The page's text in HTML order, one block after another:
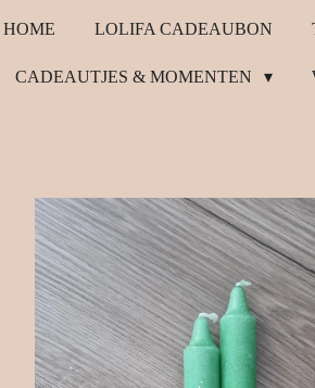
HOME LOLIFA CADEAUBON
CADEAUTJES & MOMENTEN